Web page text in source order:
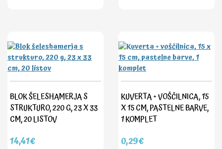
BLOK ŠELESHAMERJA S
STRUKTURO, 220 G, 23 X 33
CM, 20 LISTOV
14,41€
KUVERTA + VOŠČILNICA, 15
X 15 CM, PASTELNE BARVE,
1 KOMPLET
0,29€